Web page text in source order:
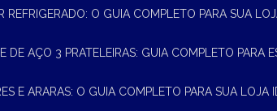
REFRIGERADO: O GUIA COMPLETO PARA SUA
DE AÇO 3 PRATELEIRAS: GUIA COMPLETO PARA
E ARARAS: O GUIA COMPLETO PARA SUA LOJA